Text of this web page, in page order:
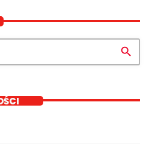
search